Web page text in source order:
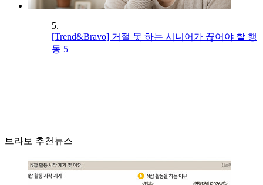
5.
[Trend&Bravo] 거절 못 하는 시니어가 끊어야 할 행
동 5
브라보 추천뉴스